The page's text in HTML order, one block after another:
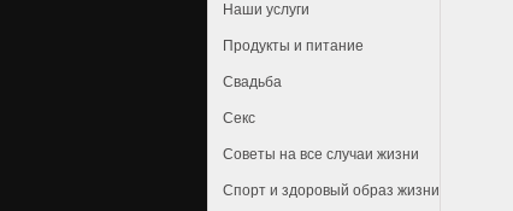
Наши услуги
Продукты и питание
Свадьба
Секс
Советы на все случаи жизни
Спорт и здоровый образ жизни